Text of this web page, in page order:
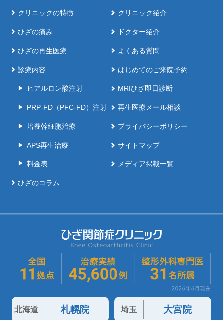
クリニックの特徴
ひざの痛み
ひざの再生医療
診療内容
ヒアルロン酸注射
PRP-FD（PFC-FD）注射
培養幹細胞治療
APS再生治療
料金表
ひざのコラム
クリニック紹介
ドクター紹介
よくある質問
はじめてのご来院予約
MRIひざ即日診断
再生医療メール相談
プライバシーポリシー
サイトマップ
メディア掲載一覧
北海道 札幌院 埼玉 大宮院